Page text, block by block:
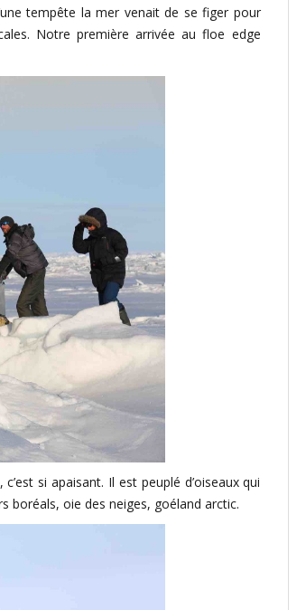
tempête la mer venait de se figer pour
Notre première arrivée au floe edge
si apaisant. Il est peuplé d’oiseaux qui
boréals, oie des neiges, goéland arctic.